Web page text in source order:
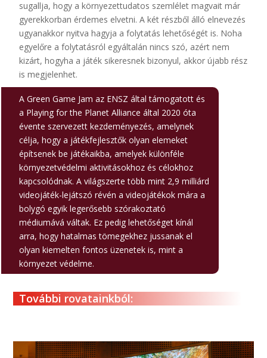
sugallja, hogy a környezettudatos szemlélet magvait már
gyerekkorban érdemes elvetni. A két részből álló elnevezés
ugyanakkor nyitva hagyja a folytatás lehetőségét is. Noha
egyelőre a folytatásról egyáltalán nincs szó, azért nem
kizárt, hogyha a játék sikeresnek bizonyul, akkor újabb rész
is megjelenhet.
A Green Game Jam az ENSZ által támogatott és
a Playing for the Planet Alliance által 2020 óta
évente szervezett kezdeményezés, amelynek
célja, hogy a játékfejlesztők olyan elemeket
építsenek be játékaikba, amelyek különféle
környezetvédelmi aktivitásokhoz és célokhoz
kapcsolódnak. A világszerte több mint 2,9 milliárd
videojáték-lejátszó révén a videojátékok mára a
bolygó egyik legerősebb szórakoztató
médiumává váltak. Ez pedig lehetőséget kínál
arra, hogy hatalmas tömegekhez jussanak el
olyan kiemelten fontos üzenetek is, mint a
környezet védelme.
További rovatainkból: